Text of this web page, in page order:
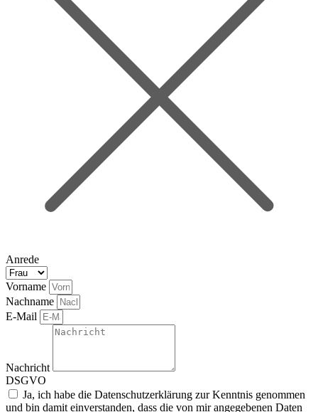
Anrede
Vorname
Nachname
E-Mail
Nachricht
DSGVO
Ja, ich habe die Datenschutzerklärung zur Kenntnis genommen
und bin damit einverstanden, dass die von mir angegebenen Daten